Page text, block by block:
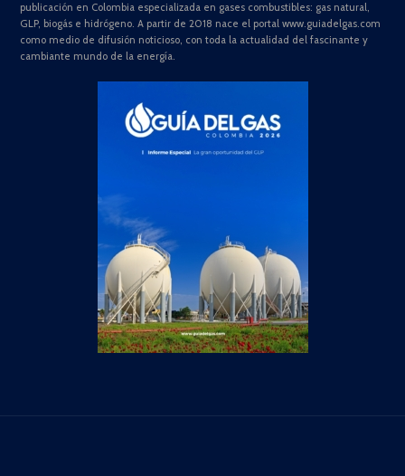
publicación en Colombia especializada en gases combustibles: gas natural,
GLP, biogás e hidrógeno. A partir de 2018 nace el portal www.guiadelgas.com
como medio de difusión noticioso, con toda la actualidad del fascinante y
cambiante mundo de la energía.